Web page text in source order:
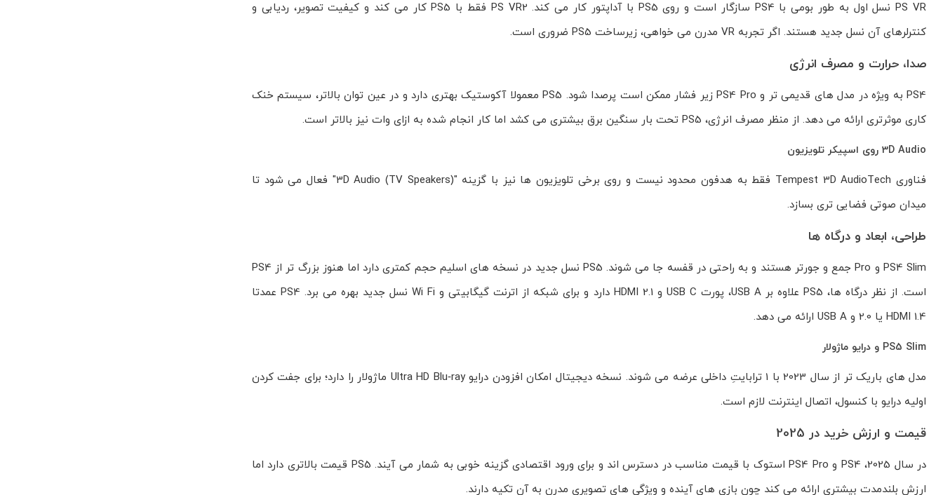
PS VR نسل اول به طور بومی با PS4 سازگار است و روی PS5 با آداپتور کار می کند. PS VR2 فقط با PS5 کار می کند و کیفیت تصویر، ردیابی و
کنترلرهای آن نسل جدید هستند. اگر تجربه VR مدرن می خواهی، زیرساخت PS5 ضروری است.
صدا، حرارت و مصرف انرژی
PS4 به ویژه در مدل های قدیمی تر و PS4 Pro زیر فشار ممکن است پرصدا شود. PS5 معمولا آکوستیک بهتری دارد و در عین توان بالاتر، سیستم خنک
کاری موثرتری ارائه می دهد. از منظر مصرف انرژی، PS5 تحت بار سنگین برق بیشتری می کشد اما کار انجام شده به ازای وات نیز بالاتر است.
3D Audio روی اسپیکر تلویزیون
فناوری Tempest 3D AudioTech فقط به هدفون محدود نیست و روی برخی تلویزیون ها نیز با گزینه "3D Audio (TV Speakers)" فعال می شود تا
میدان صوتی فضایی تری بسازد.
طراحی، ابعاد و درگاه ها
PS4 Slim و Pro جمع و جورتر هستند و به راحتی در قفسه جا می شوند. PS5 نسل جدید در نسخه های اسلیم حجم کمتری دارد اما هنوز بزرگ تر از PS4
است. از نظر درگاه ها، PS5 علاوه بر USB A، پورت USB C و HDMI 2.1 دارد و برای شبکه از اترنت گیگابیتی و Wi Fi نسل جدید بهره می برد. PS4 عمدتا
HDMI 1.4 یا 2.0 و USB A ارائه می دهد.
PS5 Slim و درایو ماژولار
مدل های باریک تر از سال 2023 با 1 ترابایتِ داخلی عرضه می شوند. نسخه دیجیتال امکان افزودن درایو Ultra HD Blu‑ray ماژولار را دارد؛ برای جفت کردن
اولیه درایو با کنسول، اتصال اینترنت لازم است.
قیمت و ارزش خرید در 2025
در سال 2025، PS4 و PS4 Pro استوک با قیمت مناسب در دسترس اند و برای ورود اقتصادی گزینه خوبی به شمار می آیند. PS5 قیمت بالاتری دارد اما
ارزش بلندمدت بیشتری ارائه می کند چون بازی های آینده و ویژگی های تصویری مدرن به آن تکیه دارند.